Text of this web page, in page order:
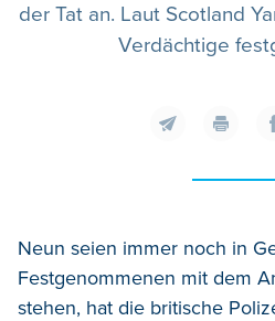
der Tat an. Laut Scotland
Verdächtige
Neun seien immer noch in
Festgenommenen mit dem
stehen, hat die britische